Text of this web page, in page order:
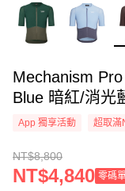
Mechanism
Blue 暗紅/消光
App 獨享活動 超取滿
NT$8,800
NT$4,840 零碼